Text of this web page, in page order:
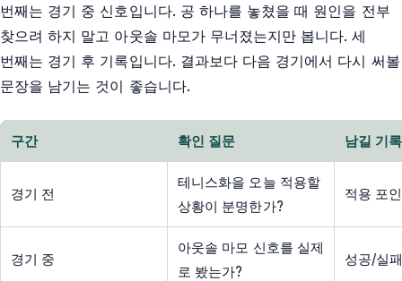
번째는 경기 중 신호입니다. 공 하나를 놓쳤을 때 원인을 전부
찾으려 하지 말고 아웃솔 마모가 무너졌는지만 봅니다. 세
번째는 경기 후 기록입니다. 결과보다 다음 경기에서 다시 써볼
문장을 남기는 것이 좋습니다.
구간 확인 질문 남길 기록
경기 전
테니스화을 오늘 적용할
상황이 분명한가?
적용 포
경기 중
아웃솔 마모 신호를 실제
로 봤는가?
성공/실